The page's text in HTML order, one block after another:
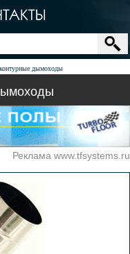
дымоходы
Реклама www.tfsystems.ru